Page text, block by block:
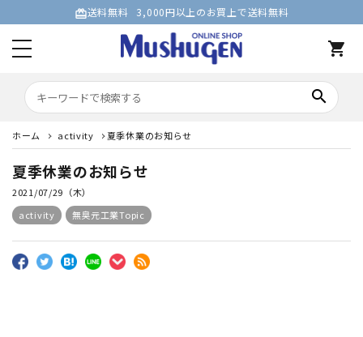
card_giftcard送料無料 3,000円以上のお買上で送料無料
shopping_cart
search
ホーム activity 夏季休業のお知らせ
夏季休業のお知らせ
2021/07/29（木）
activity
無臭元工業Topic